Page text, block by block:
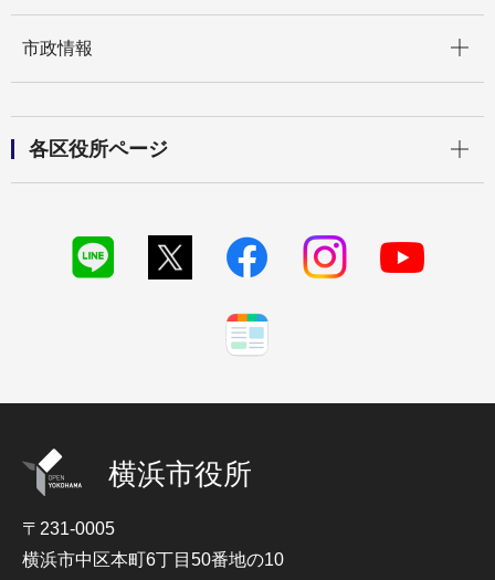
市政情報
各区役所ページ
横浜市役所
〒231-0005
横浜市中区本町6丁目50番地の10